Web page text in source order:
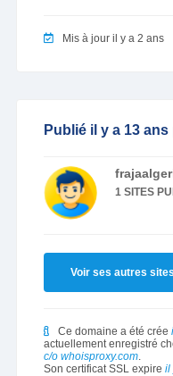
Mis à jour il y a 2 ans
Publié il y a 13 ans
1 SITES
Voir ses autres sites
Ce domaine a été crée
actuellement enregistré
c/o whoisproxy.com.
Son certificat SSL expire il